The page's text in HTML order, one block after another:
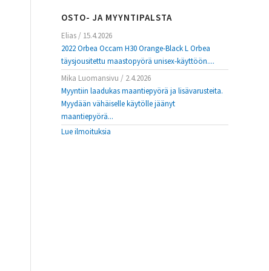
OSTO- JA MYYNTIPALSTA
Elias / 15.4.2026
2022 Orbea Occam H30 Orange-Black L Orbea
täysjousitettu maastopyörä unisex-käyttöön....
Mika Luomansivu / 2.4.2026
Myyntiin laadukas maantiepyörä ja lisävarusteita.
Myydään vähäiselle käytölle jäänyt
maantiepyörä...
Lue ilmoituksia